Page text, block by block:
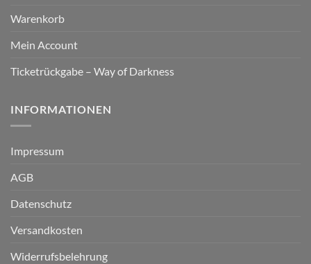
Warenkorb
Mein Account
Ticketrückgabe – Way of Darkness
INFORMATIONEN
Impressum
AGB
Datenschutz
Versandkosten
Widerrufsbelehrung